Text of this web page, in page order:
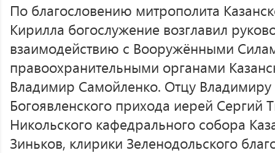
По благословению митрополита
Кирилла богослужение возглавил
взаимодействию с Вооружёнными
правоохранительными органами
Владимир Самойленко. Отцу Владимиру
Богоявленского прихода иерей Сергий
Никольского кафедрального собора
Зиньков, клирики Зеленодольского